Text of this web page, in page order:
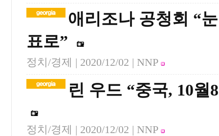
애리조나 공청회 “
표로”
정치/경제 | 2020/12/02 | NNP
린 우드 “중국, 10월
정치/경제 | 2020/12/02 | NNP